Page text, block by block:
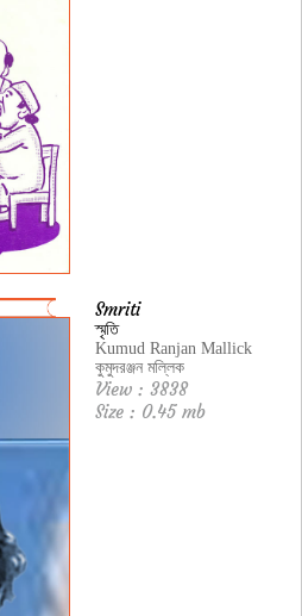
Smriti
স্মৃতি
Kumud Ranjan Mallick
কুমুদরঞ্জন মল্লিক
View : 3838
Size : 0.45 mb